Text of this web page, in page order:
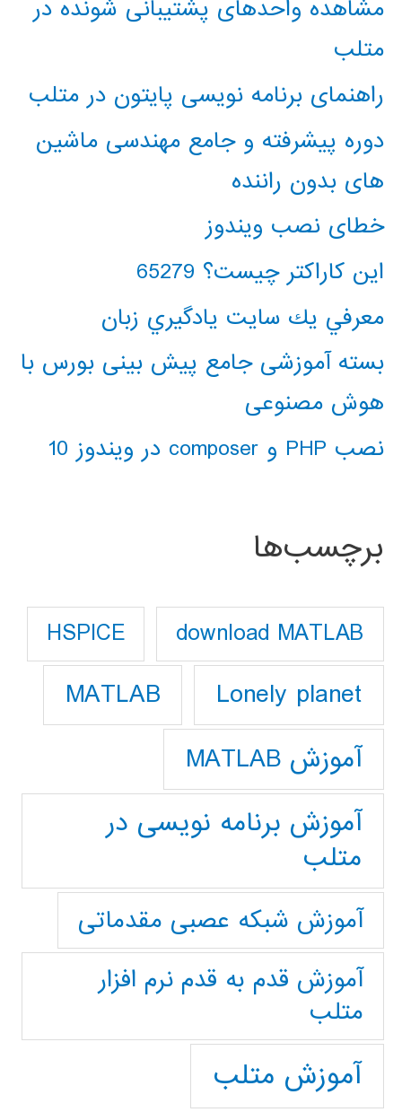
مشاهده واحدهای پشتیبانی شونده در
متلب
راهنمای برنامه نویسی پایتون در متلب
دوره پیشرفته و جامع مهندسی ماشین
های بدون راننده
خطای نصب ویندوز
این کاراکتر چیست؟ 65279
معرفي يك سايت يادگيري زبان
بسته آموزشی جامع پیش بینی بورس با
هوش مصنوعی
نصب PHP و composer در ویندوز 10
برچسب‌ها
download MATLAB
HSPICE
Lonely planet
MATLAB
آموزش MATLAB
آموزش برنامه نویسی در
متلب
آموزش شبکه عصبی مقدماتی
آموزش قدم به قدم نرم افزار
متلب
آموزش متلب